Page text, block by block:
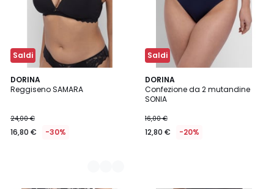
Saldi
DORINA
Reggiseno SAMARA
24,00 €
16,80 € -30%
2
Colori
Saldi
DORINA
Confezione da 2 mutandine
SONIA
16,00 €
12,80 € -20%